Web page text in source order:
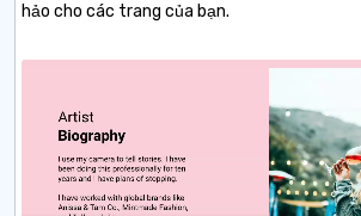
hảo cho các trang của bạn.